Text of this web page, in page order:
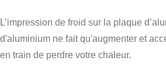
L’impression de froid sur la plaque
d'aluminium ne fait qu'augmenter et
en train de perdre votre chaleur.